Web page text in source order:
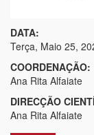
DATA:
Terça, Maio 25,
COORDENAÇÃO:
Ana Rita Alfaiate
DIRECÇÃO
Ana Rita Alfaiate